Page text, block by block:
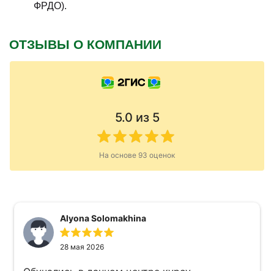
ФРДО).
ОТЗЫВЫ О КОМПАНИИ
5.0 из 5
На основе 93 оценок
Alyona Solomakhina
28 мая 2026